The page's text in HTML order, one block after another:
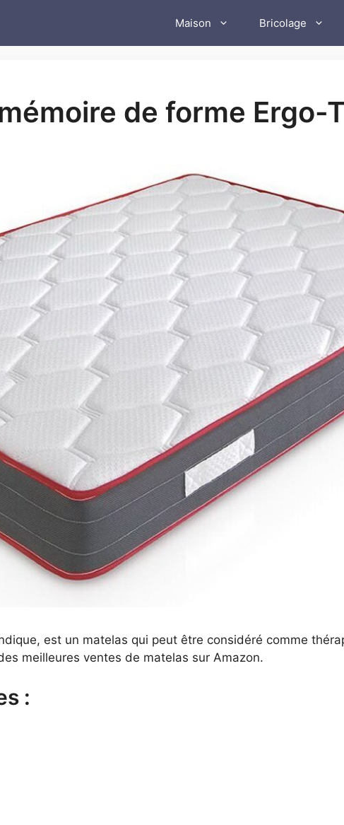
Maison Bricolage
de forme Ergo-
est un matelas qui peut être considéré comme
meilleures ventes de matelas sur Amazon.
: